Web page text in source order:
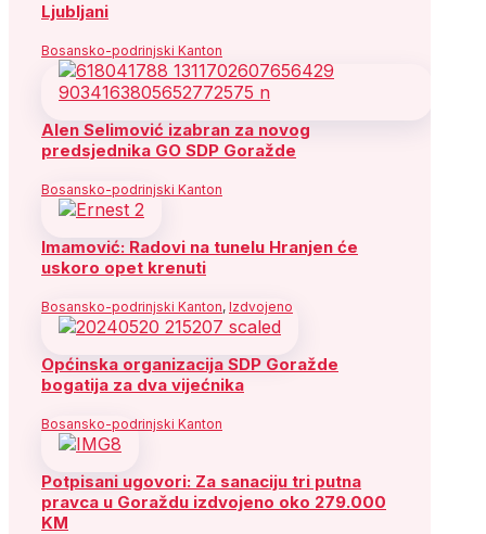
Ljubljani
Bosansko-podrinjski Kanton
Alen Selimović izabran za novog
predsjednika GO SDP Goražde
Bosansko-podrinjski Kanton
Imamović: Radovi na tunelu Hranjen će
uskoro opet krenuti
Bosansko-podrinjski Kanton, Izdvojeno
Općinska organizacija SDP Goražde
bogatija za dva vijećnika
Bosansko-podrinjski Kanton
Potpisani ugovori: Za sanaciju tri putna
pravca u Goraždu izdvojeno oko 279.000
KM